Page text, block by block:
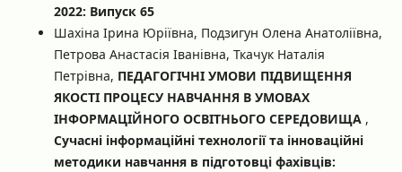
2022: Випуск 65
Шахіна Ірина Юріївна, Подзигун Олена Анатоліївна,
Петрова Анастасія Іванівна, Ткачук Наталія
Петрівна, ПЕДАГОГІЧНІ УМОВИ ПІДВИЩЕННЯ
ЯКОСТІ ПРОЦЕСУ НАВЧАННЯ В УМОВАХ
ІНФОРМАЦІЙНОГО ОСВІТНЬОГО СЕРЕДОВИЩА ,
Сучасні інформаційні технології та інноваційні
методики навчання в підготовці фахівців: